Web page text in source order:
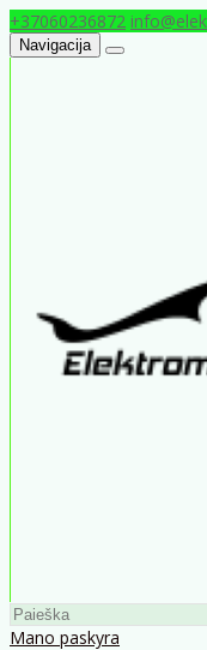
+37060236872
Navigacija
Mano paskyra